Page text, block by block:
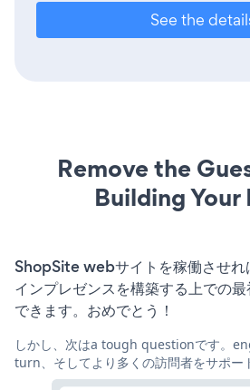
See the
Remove the
Building Your
ShopSite webサイトを稼働させれ
インプレゼンスを構築する上での
できます。おめでとう！
しかし、次はa tough questionです。
turn、そしてより多くの訪問者をサポー